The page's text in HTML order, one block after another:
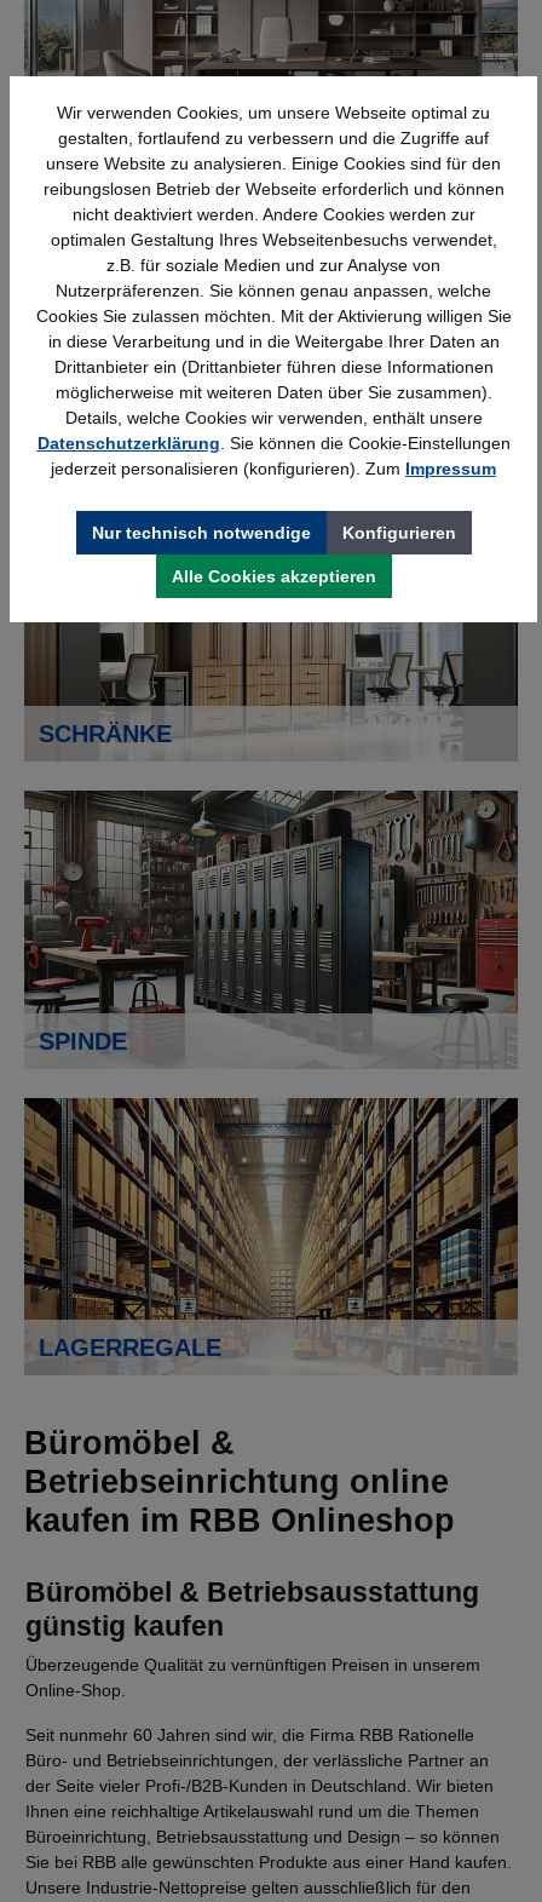
BÜROREGALE
SCHREIBTISCHE
SCHRÄNKE
SPINDE
LAGERREGALE
Büromöbel &
Betriebseinrichtung online
kaufen im RBB Onlineshop
Büromöbel & Betriebsausstattung
günstig kaufen
Überzeugende Qualität zu vernünftigen Preisen in unserem
Online-Shop.
Seit nunmehr 60 Jahren sind wir, die Firma RBB Rationelle
Büro- und Betriebseinrichtungen, der verlässliche Partner an
der Seite vieler Profi-/B2B-Kunden in Deutschland. Wir bieten
Ihnen eine reichhaltige Artikelauswahl rund um die Themen
Büroeinrichtung, Betriebsausstattung und Design – so können
Sie bei RBB alle gewünschten Produkte aus einer Hand kaufen.
Unsere Industrie-Nettopreise gelten ausschließlich für den
Wir verwenden Cookies, um unsere Webseite optimal zu
gestalten, fortlaufend zu verbessern und die Zugriffe auf
unsere Website zu analysieren. Einige Cookies sind für den
reibungslosen Betrieb der Webseite erforderlich und können
nicht deaktiviert werden. Andere Cookies werden zur
optimalen Gestaltung Ihres Webseitenbesuchs verwendet,
z.B. für soziale Medien und zur Analyse von
Nutzerpräferenzen. Sie können genau anpassen, welche
Cookies Sie zulassen möchten. Mit der Aktivierung willigen Sie
in diese Verarbeitung und in die Weitergabe Ihrer Daten an
Drittanbieter ein (Drittanbieter führen diese Informationen
möglicherweise mit weiteren Daten über Sie zusammen).
Details, welche Cookies wir verwenden, enthält unsere
Datenschutzerklärung . Sie können die Cookie-Einstellungen
jederzeit personalisieren (konfigurieren). Zum Impressum
Nur technisch notwendige Konfigurieren
Alle Cookies akzeptieren